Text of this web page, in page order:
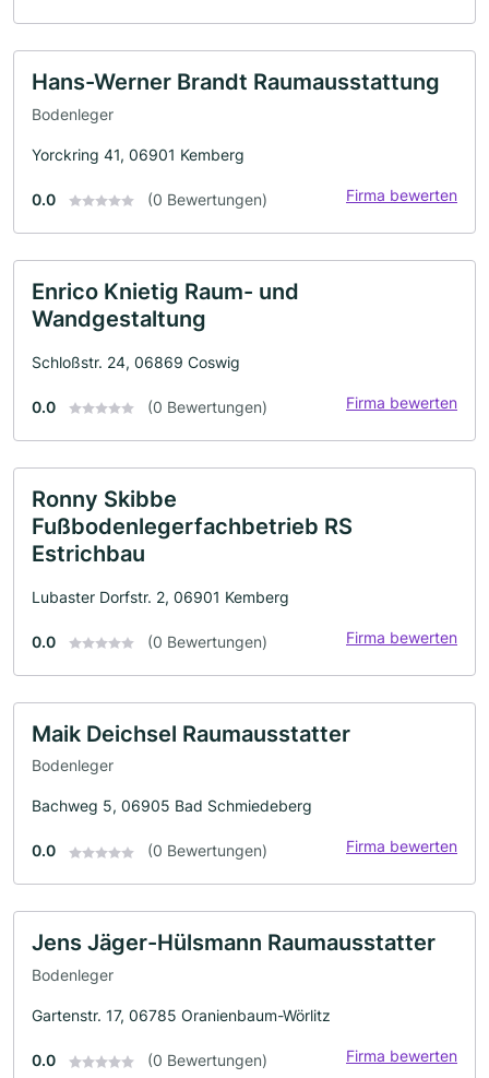
Hans-Werner Brandt Raumausstattung
Bodenleger
Yorckring 41, 06901 Kemberg
0.0 (0 Bewertungen) Firma bewerten
Enrico Knietig Raum- und
Wandgestaltung
Schloßstr. 24, 06869 Coswig
0.0 (0 Bewertungen) Firma bewerten
Ronny Skibbe
Fußbodenlegerfachbetrieb RS
Estrichbau
Lubaster Dorfstr. 2, 06901 Kemberg
0.0 (0 Bewertungen) Firma bewerten
Maik Deichsel Raumausstatter
Bodenleger
Bachweg 5, 06905 Bad Schmiedeberg
0.0 (0 Bewertungen) Firma bewerten
Jens Jäger-Hülsmann Raumausstatter
Bodenleger
Gartenstr. 17, 06785 Oranienbaum-Wörlitz
0.0 (0 Bewertungen) Firma bewerten